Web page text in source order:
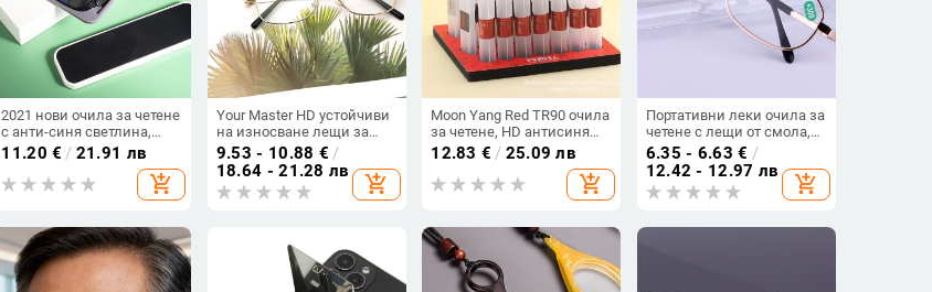
2021 нови очила за четене
с анти-синя светлина,
ултра тънки и леки,
метална рамка, унисекс,
преносими, модел 666
11.20 € / 21.91 лв
add_shopping_cart
Your Master HD устойчиви
на износване лещи за
четене, метална пълна
рамка, унисекс, модни
очила за възрастни
9.53 - 10.88 € /
18.64 - 21.28 лв
add_shopping_cart
Moon Yang Red TR90 очила
за четене, HD антисиня
светлина, пълна рамка,
унисекс, пролет 2022
12.83 € / 25.09 лв
add_shopping_cart
Портативни леки очила за
четене с лещи от смола,
модел 2804, овална
рамка, метални дръжки
6.35 - 6.63 € /
12.42 - 12.97 лв
add_shopping_cart